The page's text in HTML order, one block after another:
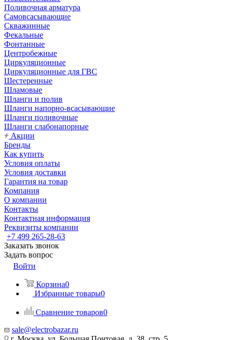
Поливочная арматура
Самовсасывающие
Скважинные
Фекальные
Фонтанные
Центробежные
Циркуляционные
Циркуляционные для ГВС
Шестеренные
Шламовые
Шланги и полив
Шланги напорно-всасывающие
Шланги поливочные
Шланги слабонапорные
Акции
Бренды
Как купить
Условия оплаты
Условия доставки
Гарантия на товар
Компания
О компании
Контакты
Контактная информация
Реквизиты компании
+7 499 265-28-63
Заказать звонок
Задать вопрос
Войти
Корзина0
Избранные товары0
Сравнение товаров0
sale@electrobazar.ru